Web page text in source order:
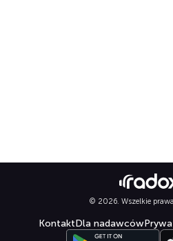
© 2026. Wszelkie
KontaktDla nadawców